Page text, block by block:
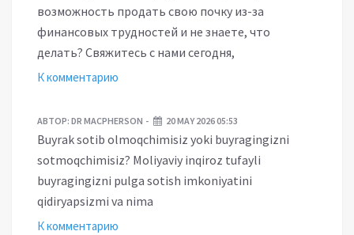
возможность продать свою почку из-за
финансовых трудностей и не знаете, что
делать? Свяжитесь с нами сегодня,
К комментарию
АВТОР: DR MACPHERSON 20 MAY 2026 05:53
Buyrak sotib olmoqchimisiz yoki buyragingizni
sotmoqchimisiz? Moliyaviy inqiroz tufayli
buyragingizni pulga sotish imkoniyatini
qidiryapsizmi va nima
К комментарию